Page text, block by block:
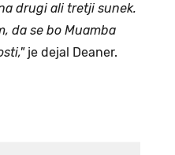
drugi ali tretji sunek.
da se bo Muamba
je dejal Deaner.